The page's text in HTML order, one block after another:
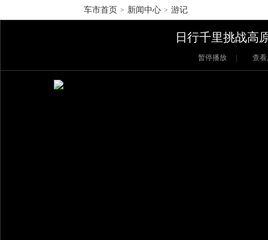
车市首页 > 新闻中心 > 游记
日行千里挑战高
暂停播放 | 查